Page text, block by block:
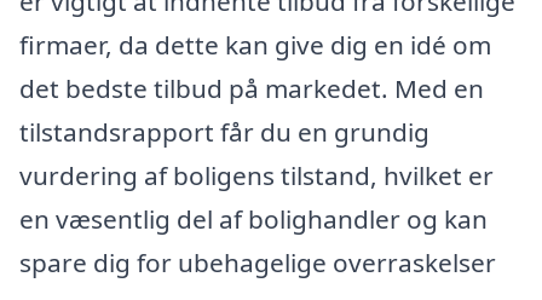
firmaer, da dette kan give dig en idé om
det bedste tilbud på markedet. Med en
tilstandsrapport får du en grundig
vurdering af boligens tilstand, hvilket er
en væsentlig del af bolighandler og kan
spare dig for ubehagelige overraskelser